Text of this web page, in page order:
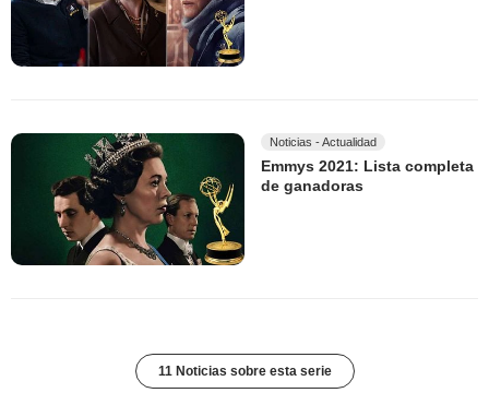
Noticias - Actualidad
Emmys 2021: Lista completa
de ganadoras
11 Noticias sobre esta serie